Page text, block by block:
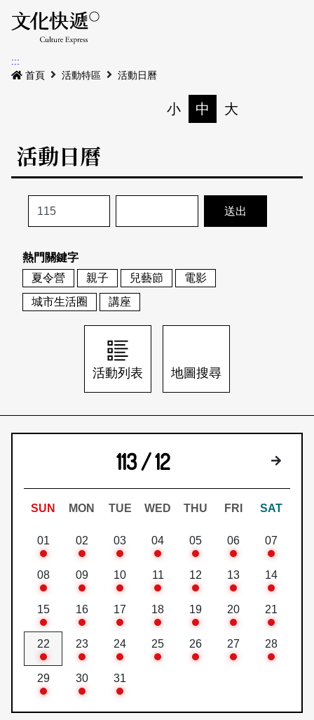
最新公告
本期專題
歷史專題
活動特區
活動列表
地圖搜尋
關於我們
關於我們
刊物索取地點
會員基本資料
刊登活動
網站導覽 English
日本語 登入/註冊
:::
首頁
活動特區 活動日曆
小 中 大
活動日曆
熱門關鍵字
夏令營
親子 兒藝節
電影
城市生活圈
講座
活動列表 地圖搜尋
113 / 12 下個月
SUN MON TUE WED THU FRI SAT
01 02 03 04 05 06 07
08 09 10 11 12 13 14
15 16 17 18 19 20 21
22 23 24 25 26 27 28
29 30 31